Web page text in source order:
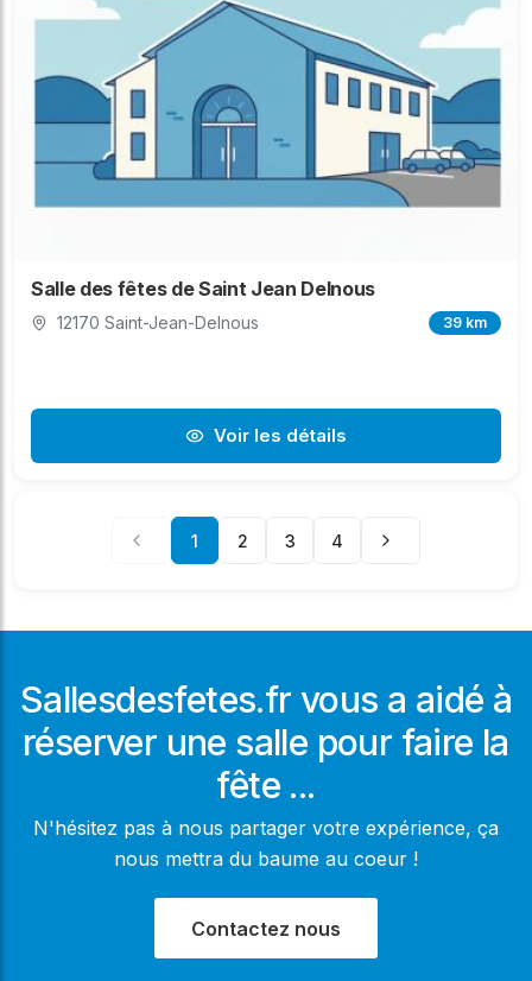
Salle des fêtes de Saint Jean Delnous
12170 Saint-Jean-Delnous 39 km
Voir les détails
1 2 3 4
Sallesdesfetes.fr vous a aidé à
réserver une salle pour faire la
fête ...
N'hésitez pas à nous partager votre expérience, ça
nous mettra du baume au coeur !
Contactez nous